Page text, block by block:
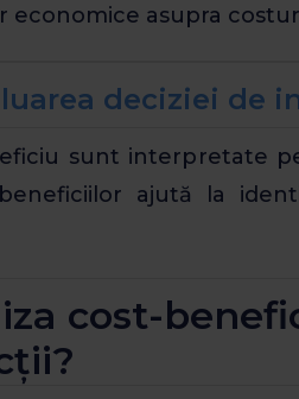
asupra
deciziei de
sunt interpretate
ajută la
cost-